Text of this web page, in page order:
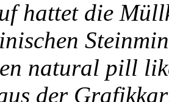
hattet die
natural pill
der